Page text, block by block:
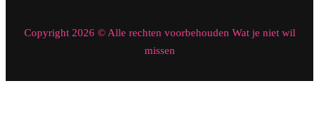
Copyright 2026 © Alle rechten voorbehouden Wat je niet wil
missen